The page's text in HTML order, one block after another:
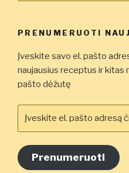
PRENUMERUOTI
Įveskite savo el. pašto
naujausius receptus ir kitas
pašto dėžutę
el.
adresą
čia
Prenumeruoti